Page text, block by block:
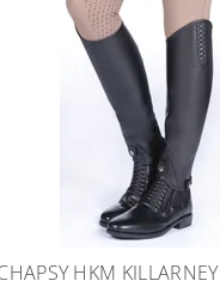
HKM KILLARNEY